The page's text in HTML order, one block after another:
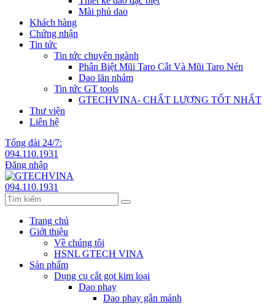
Mài phủ dao
Khách hàng
Chứng nhận
Tin tức
Tin tức chuyên ngành
Phân Biệt Mũi Taro Cắt Và Mũi Taro Nén
Dao lăn nhám
Tin tức GT tools
GTECHVINA- CHẤT LƯỢNG TỐT NHẤT
Thư viện
Liên hệ
Tổng đài 24/7:
094.110.1931
Đăng nhập
094.110.1931
Trang chủ
Giới thiệu
Về chúng tôi
HSNL GTECH VINA
Sản phẩm
Dụng cụ cắt gọt kim loại
Dao phay
Dao phay gắn mảnh